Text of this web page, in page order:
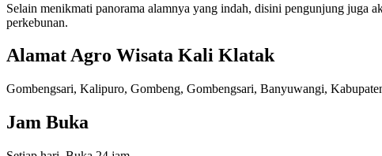
Selain menikmati panorama alamnya yang indah, disini pengunjung juga
perkebunan.
Alamat Agro Wisata Kali Klatak
Gombengsari, Kalipuro, Gombeng, Gombengsari, Banyuwangi,
Jam Buka